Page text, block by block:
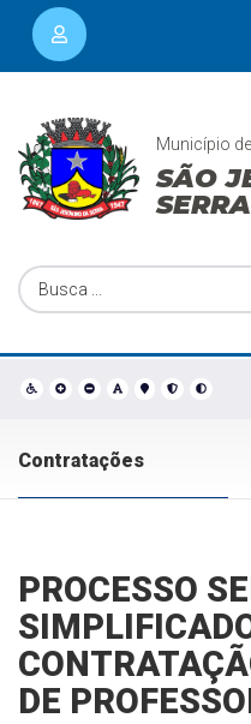
Município de
SÃO
SERRA
Contratações
PROCESSO
DE